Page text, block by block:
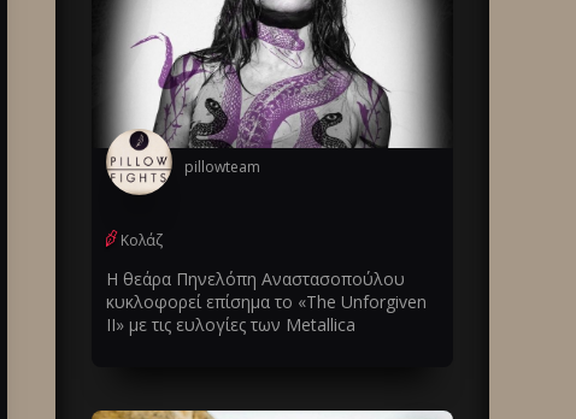
pillowteam
Κολάζ
Η θεάρα Πηνελόπη Αναστασοπούλου
κυκλοφορεί επίσημα το «The Unforgiven
II» με τις ευλογίες των Metallica